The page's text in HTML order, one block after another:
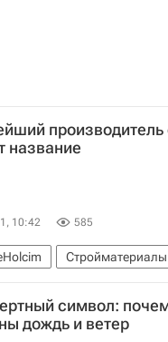
название
10:42 585
Стройматериалы
символ:
дождь и ветер